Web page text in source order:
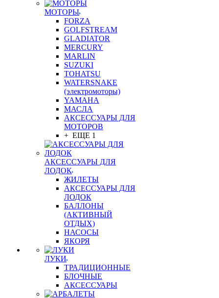
МОТОРЫ
FORZA
GOLFSTREAM
GLADIATOR
MERCURY
MARLIN
SUZUKI
TOHATSU
WATERSNAKE
(электромоторы)
YAMAHA
МАСЛА
АКСЕССУАРЫ ДЛЯ
МОТОРОВ
+ ЕЩЕ 1
АКСЕССУАРЫ ДЛЯ
ЛОДОК
ЖИЛЕТЫ
АКСЕССУАРЫ ДЛЯ
ЛОДОК
БАЛЛОНЫ
(АКТИВНЫЙ
ОТДЫХ)
НАСОСЫ
ЯКОРЯ
ЛУКИ
ТРАДИЦИОННЫЕ
БЛОЧНЫЕ
АКСЕССУАРЫ